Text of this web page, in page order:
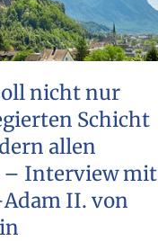
nicht nur
Schicht
allen
– Interview mit
II. von